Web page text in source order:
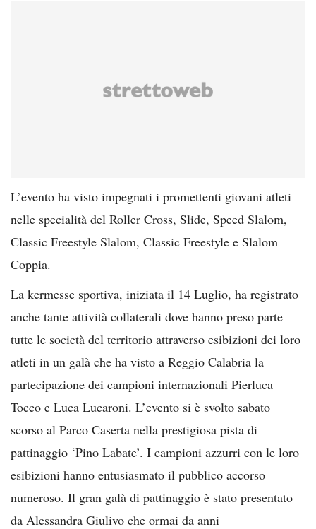
L’evento ha visto impegnati i promettenti giovani atleti
nelle specialità del Roller Cross, Slide, Speed Slalom,
Classic Freestyle Slalom, Classic Freestyle e Slalom
Coppia.
La kermesse sportiva, iniziata il 14 Luglio, ha registrato
anche tante attività collaterali dove hanno preso parte
tutte le società del territorio attraverso esibizioni dei loro
atleti in un galà che ha visto a Reggio Calabria la
partecipazione dei campioni internazionali Pierluca
Tocco e Luca Lucaroni. L’evento si è svolto sabato
scorso al Parco Caserta nella prestigiosa pista di
pattinaggio ‘Pino Labate’. I campioni azzurri con le loro
esibizioni hanno entusiasmato il pubblico accorso
numeroso. Il gran galà di pattinaggio è stato presentato
da Alessandra Giulivo che ormai da anni